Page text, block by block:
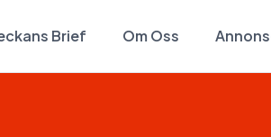
Brief Om Oss